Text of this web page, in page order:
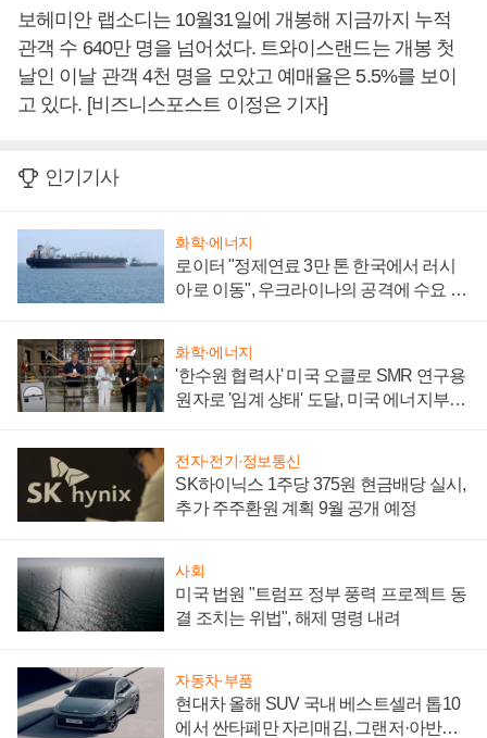
보헤미안 랩소디는 10월31일에 개봉해 지금까지 누적
관객 수 640만 명을 넘어섰다. 트와이스랜드는 개봉 첫
날인 이날 관객 4천 명을 모았고 예매율은 5.5%를 보이
고 있다. [비즈니스포스트 이정은 기자]
인기기사
화학·에너지
로이터 "정제연료 3만 톤 한국에서 러시
아로 이동", 우크라이나의 공격에 수요 늘
화학·에너지
'한수원 협력사' 미국 오클로 SMR 연구용
원자로 '임계 상태' 도달, 미국 에너지부
전자·전기·정보통신
SK하이닉스 1주당 375원 현금배당 실시,
추가 주주환원 계획 9월 공개 예정
사회
미국 법원 "트럼프 정부 풍력 프로젝트 동
결 조치는 위법", 해제 명령 내려
자동차·부품
현대차 올해 SUV 국내 베스트셀러 톱10
에서 싼타페만 자리매김, 그랜저·아반떼